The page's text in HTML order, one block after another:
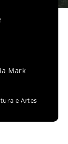
Mark
e Artes